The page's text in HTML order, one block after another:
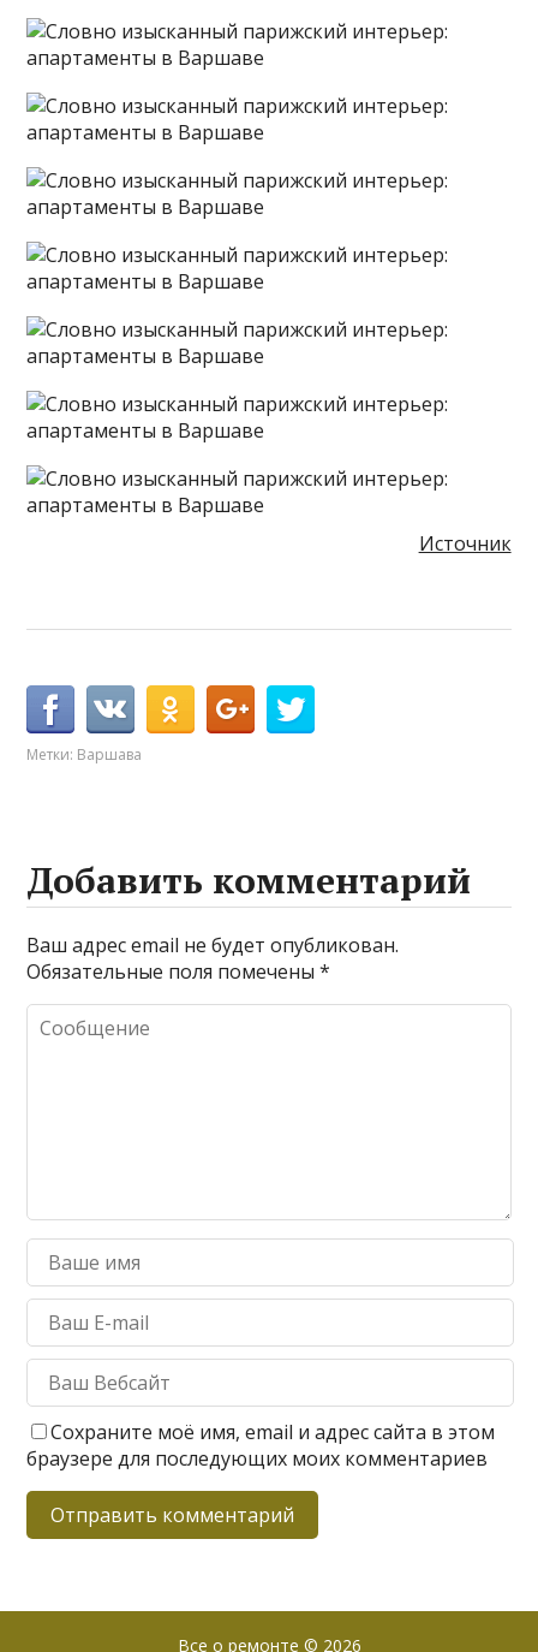
Источник
Метки: Варшава
Добавить комментарий
Ваш адрес email не будет опубликован.
Обязательные поля помечены*
Сохраните моё имя, email и адрес сайта в этом
браузере для последующих моих комментариев
Все о ремонте © 2026